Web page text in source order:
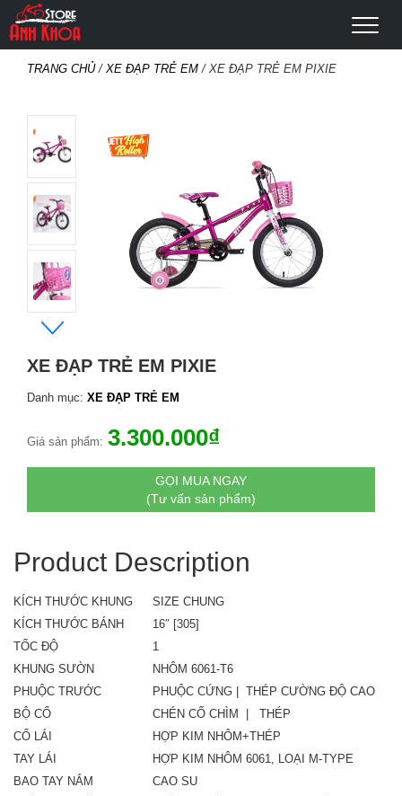
TRANG CHỦ/ XE ĐẠP TRẺ EM / XE ĐẠP TRẺ EM PIXIE
XE ĐẠP TRẺ EM PIXIE
Danh mục: XE ĐẠP TRẺ EM
Giá sản phẩm: 3.300.000₫
GỌI MUA NGAY
(Tư vấn sản phẩm)
Product Description
KÍCH THƯỚC KHUNG
SIZE CHUNG
KÍCH THƯỚC BÁNH
16″ [305]
TỐC ĐỘ
1
KHUNG SƯỜN
NHÔM 6061-T6
PHUỘC TRƯỚC
PHUỘC CỨNG | THÉP CƯỜNG ĐỘ CAO
BỘ CỔ
CHÉN CỔ CHÌM | THÉP
CỔ LÁI
HỢP KIM NHÔM+THÉP
TAY LÁI
HỢP KIM NHÔM 6061, LOẠI M-TYPE
BAO TAY NẮM
CAO SU